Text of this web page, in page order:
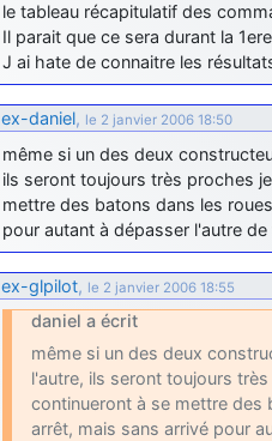
le tableau récapitulatif des
Il parait que ce sera durant la
J ai hate de connaitre les
ex-daniel, le 2 janvier 2006 18:50
même si un des deux
ils seront toujours très proches
mettre des batons dans les
pour autant à dépasser l'autre
ex-glpilot, le 2 janvier 2006 18:55
daniel a écrit
même si un des deux
l'autre, ils seront toujours
continueront à se mettre des
arrêt, mais sans arrivé pour